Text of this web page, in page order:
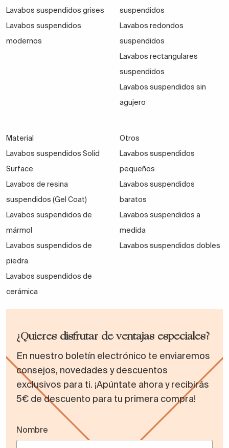
50–60
cm
35–45 cm
suspendido
Espacio
cómodo para
Personalizado a huecos
especiales
Materiales y durabilidad
Madera maciza certificada y materiales
sostenibles.
Todos nuestros muebles cuentan con
certificaciones de sostenibilidad, apoyando la
industria nacional y garantizando un producto
duradero y seguro.
Lavabos suspendidos grises
Lavabos suspendidos
modernos
suspendidos
Lavabos redondos
suspendidos
Lavabos rectangulares
suspendidos
Lavabos suspendidos sin
agujero
Material
Lavabos suspendidos Solid
Surface
Lavabos de resina
suspendidos (Gel Coat)
Lavabos suspendidos de
mármol
Lavabos suspendidos de
piedra
Lavabos suspendidos de
cerámica
Otros
Lavabos suspendidos
pequeños
Lavabos suspendidos
baratos
Lavabos suspendidos a
medida
Lavabos suspendidos dobles
¿Quieres disfrutar de ventajas especiales?
En nuestro boletín electrónico te enviaremos
consejos, novedades y descuentos
exclusivos para ti. ¡Apúntate ahora y recibirás
5€ de descuento para tu primera compra!
Nombre